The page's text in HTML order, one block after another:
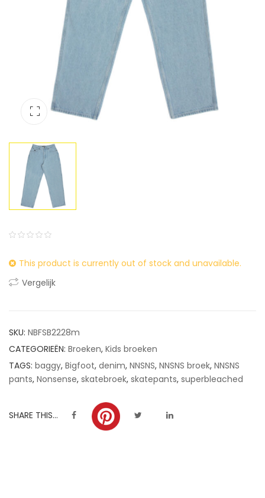
out
of
ratings
This product is currently out of stock and unavailable.
Vergelijk
SKU: NBFSB2228m
CATEGORIEËN: Broeken, Kids broeken
TAGS: baggy, Bigfoot, denim, NNSNS, NNSNS broek, NNSNS
pants, Nonsense, skatebroek, skatepants, superbleached
SHARE THIS...